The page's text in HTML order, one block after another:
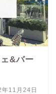
&バー
年11月24日